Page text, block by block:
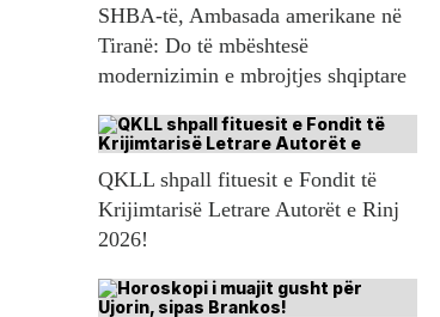
SHBA-të, Ambasada amerikane në
Tiranë: Do të mbështesë
modernizimin e mbrojtjes shqiptare
QKLL shpall fituesit e Fondit të
Krijimtarisë Letrare Autorët e Rinj
2026!